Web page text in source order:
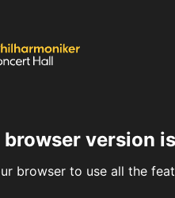
version
browser to use all the